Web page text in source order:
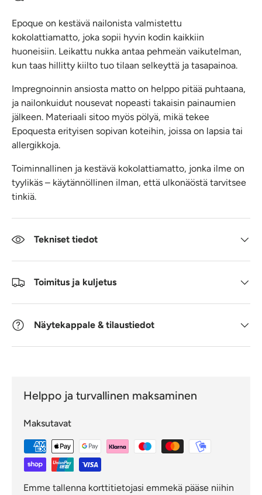
Epoque on kestävä nailonista valmistettu
kokolattiamatto, joka sopii hyvin kodin kaikkiin
huoneisiin. Leikattu nukka antaa pehmeän vaikutelman,
kun taas hillitty kiilto tuo tilaan selkeyttä ja tasapainoa.
Impregnoinnin ansiosta matto on helppo pitää puhtaana,
ja nailonkuidut nousevat nopeasti takaisin painaumien
jälkeen. Materiaali sitoo myös pölyä, mikä tekee
Epoquesta erityisen sopivan koteihin, joissa on lapsia tai
allergikkoja.
Toiminnallinen ja kestävä kokolattiamatto, jonka ilme on
tyylikäs – käytännöllinen ilman, että ulkonäöstä tarvitsee
tinkiä.
Tekniset tiedot
Toimitus ja kuljetus
Näytekappale & tilaustiedot
Helppo ja turvallinen maksaminen
Maksutavat
Emme tallenna korttitietojasi emmekä pääse niihin